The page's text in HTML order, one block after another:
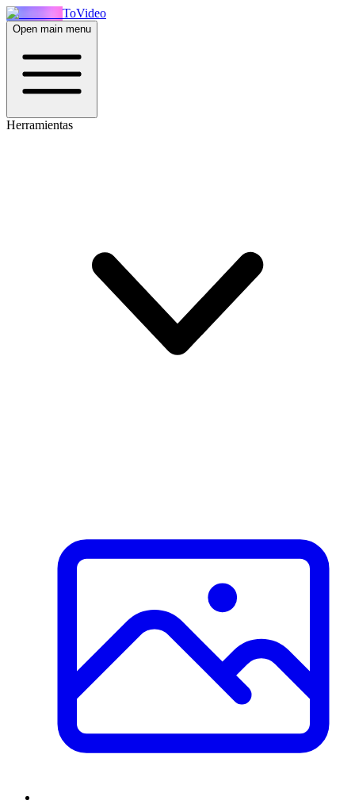
ToVideo
Open main menu
Herramientas